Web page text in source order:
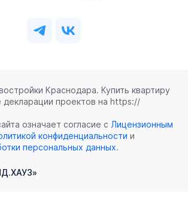
Краснодара. Купить квартиру
проектов на https://
означает согласие с Лицензионным
конфиденциальности и
персональных данных.